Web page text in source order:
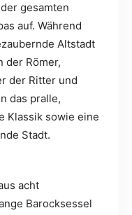
gesamten
auf. Während
Altstadt
der Römer,
der Ritter und
das pralle,
Klassik sowie eine
Stadt.
acht
Barocksessel